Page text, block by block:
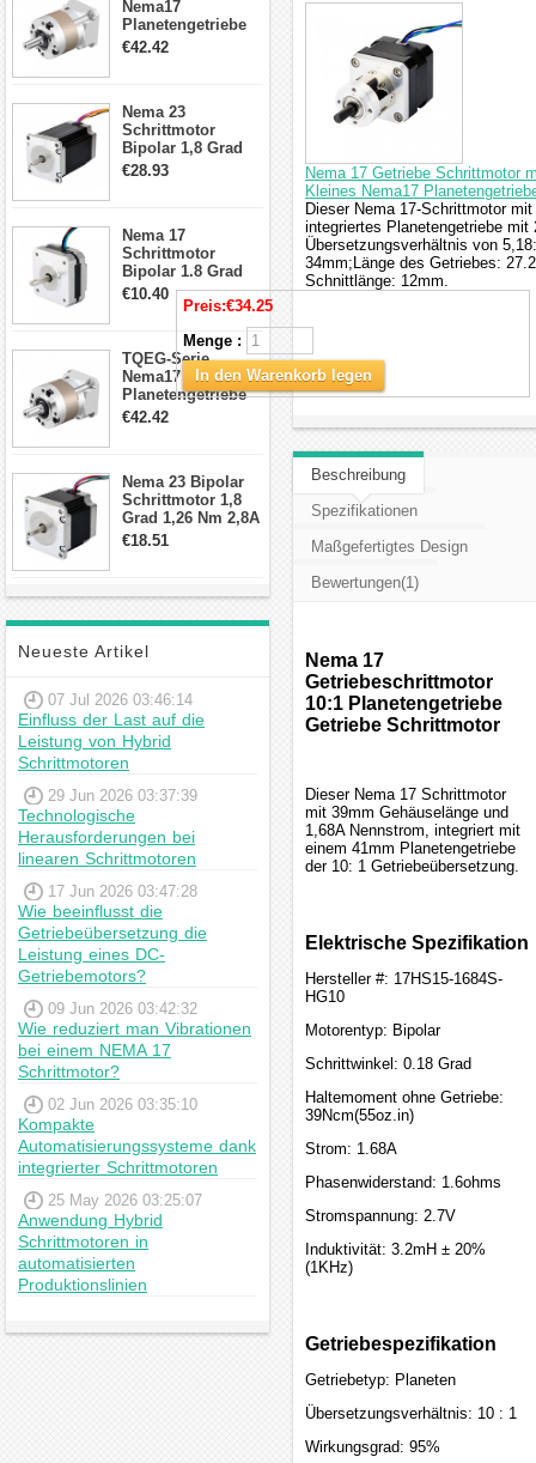
Nema17
Planetengetriebe
5:1 Spiel 15Arc-
€42.42
Nema 23
Schrittmotor
Bipolar 1,8 Grad
2,83Nm 4 A 2,26V
€28.93
Nema 17
Schrittmotor
Bipolar 1.8 Grad
8.7Ncm 1A 3.5V 4
Draden Hybrid-
€10.40
TQEG-Serie
Nema17
Planetengetriebe
10:1 Spiel 15Arc-
€42.42
Nema 23 Bipolar
Schrittmotor 1,8
Grad 1,26 Nm 2,8A
2,5V 4 Drähte
€18.51
Neueste Artikel
07 Jul 2026 03:46:14
Einfluss der Last auf die
Leistung von Hybrid
Schrittmotoren
29 Jun 2026 03:37:39
Technologische
Herausforderungen bei
linearen Schrittmotoren
17 Jun 2026 03:47:28
Wie beeinflusst die
Getriebeübersetzung die
Leistung eines DC-
Getriebemotors?
09 Jun 2026 03:42:32
Wie reduziert man Vibrationen
bei einem NEMA 17
Schrittmotor?
02 Jun 2026 03:35:10
Kompakte
Automatisierungssysteme dank
integrierter Schrittmotoren
25 May 2026 03:25:07
Anwendung Hybrid
Schrittmotoren in
automatisierten
Produktionslinien
Nema 17 Getriebe Schrittmotor
Kleines Nema17
Dieser Nema 17-Schrittmotor
integriertes Planetengetriebe
Übersetzungsverhältnis von
34mm;Länge des Getriebes:
Schnittlänge: 12mm.
Preis:€34.25
Menge :
In den Warenkorb legen
Beschreibung
Spezifikationen
Maßgefertigtes Design
Bewertungen(1)
Nema 17
Getriebeschrittmotor
10:1 Planetengetriebe
Getriebe Schrittmotor
Dieser Nema 17 Schrittmotor
mit 39mm Gehäuselänge und
1,68A Nennstrom, integriert mit
einem 41mm Planetengetriebe
der 10: 1 Getriebeübersetzung.
Elektrische Spezifikation
Hersteller #: 17HS15-1684S-
HG10
Motorentyp: Bipolar
Schrittwinkel: 0.18 Grad
Haltemoment ohne Getriebe:
39Ncm(55oz.in)
Strom: 1.68A
Phasenwiderstand: 1.6ohms
Stromspannung: 2.7V
Induktivität: 3.2mH ± 20%
(1KHz)
Getriebespezifikation
Getriebetyp: Planeten
Übersetzungsverhältnis: 10 : 1
Wirkungsgrad: 95%